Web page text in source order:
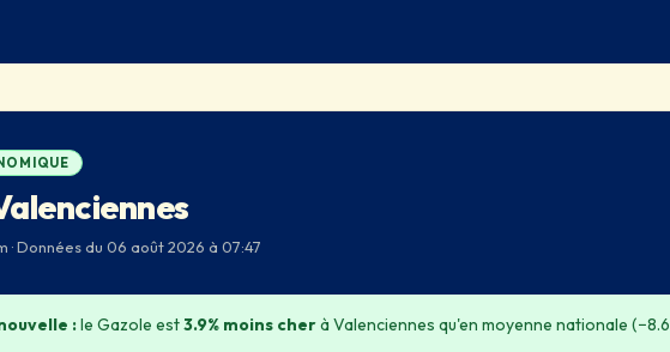
· Données du 06 août 2026 à 07:47
:le Gazole est3.9% moins cherà Valenciennes qu'en moyenne nationale